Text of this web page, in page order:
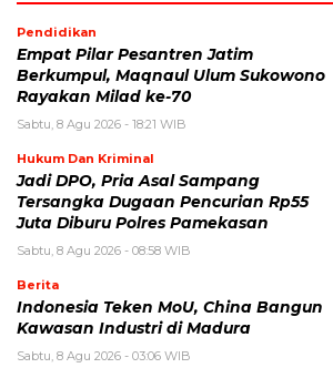
Pendidikan
Empat Pilar Pesantren Jatim
Berkumpul, Maqnaul Ulum Sukowono
Rayakan Milad ke-70
Sabtu, 8 Agu 2026 - 18:21 WIB
Hukum Dan Kriminal
Jadi DPO, Pria Asal Sampang
Tersangka Dugaan Pencurian Rp55
Juta Diburu Polres Pamekasan
Sabtu, 8 Agu 2026 - 08:58 WIB
Berita
Indonesia Teken MoU, China Bangun
Kawasan Industri di Madura
Sabtu, 8 Agu 2026 - 03:06 WIB